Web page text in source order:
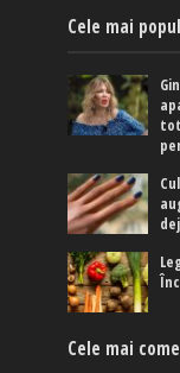
Cele mai
Cele mai